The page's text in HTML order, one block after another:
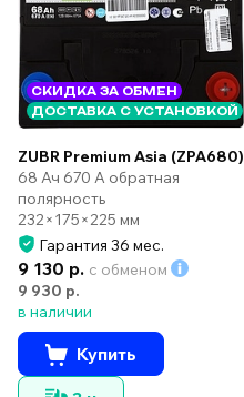
СКИДКА ЗА ОБМЕН
ДОСТАВКА С УСТАНОВКОЙ
ZUBR Premium Asia (ZPA680)
68 Ач 670 А обратная
полярность
232×175×225 мм
Гарантия 36 мес.
9 130 р. с обменом
9 930 р.
в наличии
Купить